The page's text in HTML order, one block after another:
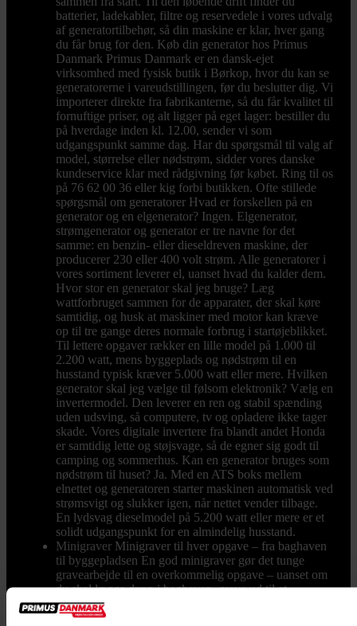
batterier, ladekabler, filtre og reservedele i vores udvalg
af generatortilbehør, så din maskine er klar, hver gang
du får brug for den. Køb din generator hos Primus
Danmark Primus Danmark er en dansk-ejet
virksomhed med fysisk butik i Børkop, hvor du kan se
generatorerne i vareudstillingen, før du beslutter dig. Vi
importerer direkte fra fabrikanterne, så du får kvalitet til
fornuftige priser, og alt ligger på eget lager: bestiller du
på hverdage inden kl. 12.00, sender vi som
udgangspunkt samme dag. Har du spørgsmål til valg af
model, størrelse eller nødstrøm, sidder vores danske
kundeservice klar med rådgivning før købet. Ring til os
på 76 62 00 36 eller kig forbi butikken. Ofte stillede
spørgsmål om generatorer Hvad er forskellen på en
generator og en elgenerator? Ingen. Elgenerator,
strømgenerator og generator er tre navne for det
samme: en benzin- eller dieseldreven maskine, der
producerer 230 eller 400 volt strøm. Alle generatorer i
vores sortiment leverer el, uanset hvad du kalder dem.
Hvor stor en generator skal jeg bruge? Læg
wattforbruget sammen for de apparater, der skal køre
samtidig, og husk at maskiner med motor kan kræve
op til tre gange deres normale forbrug i startøjeblikket.
Til lettere opgaver rækker en lille model på 1.000 til
2.200 watt, mens byggeplads og nødstrøm til en
husstand typisk kræver 5.000 watt eller mere. Hvilken
generator skal jeg vælge til følsom elektronik? Vælg en
invertermodel. Den leverer en ren og stabil spænding
uden udsving, så computere, tv og opladere ikke tager
skade. Vores digitale invertere fra blandt andet Honda
er samtidig lette og støjsvage, så de egner sig godt til
camping og sommerhus. Kan en generator bruges som
nødstrøm til huset? Ja. Med en ATS boks mellem
elnettet og generatoren starter maskinen automatisk ved
strømsvigt og slukker igen, når nettet vender tilbage.
En lydsvag dieselmodel på 5.200 watt eller mere er et
solidt udgangspunkt for en almindelig husstand.
Minigraver Minigraver til hver opgave – fra baghaven
til byggepladsen En god minigraver gør det tunge
gravearbejde til en overkommelig opgave – uanset om
du skal lægge dræn i baghaven, grave ud til et
fundament eller løse opgaver på pladsen hver eneste
dag. Hos Primus Danmark har vi solgt minigravere til